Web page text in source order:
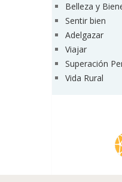
Belleza y
Sentir bien
Adelgazar
Viajar
Superación
Vida Rural